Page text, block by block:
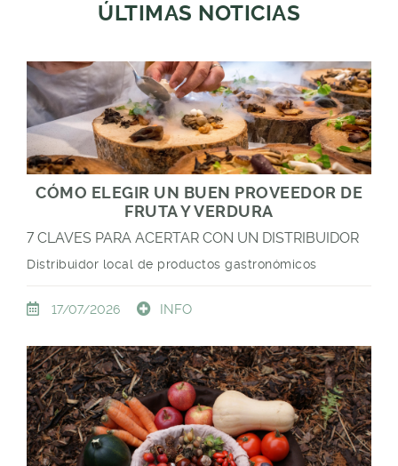
ÚLTIMAS NOTICIAS
CÓMO ELEGIR UN BUEN PROVEEDOR DE
FRUTA Y VERDURA
7 CLAVES PARA ACERTAR CON UN DISTRIBUIDOR
Distribuidor local de productos gastronómicos
17/07/2026 INFO